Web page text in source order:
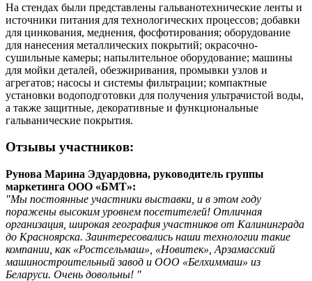
На стендах были представлены гальванотехнические ленты и
источники питания для технологических процессов; добавки
для цинкования, меднения, фосфотирования; оборудование
для нанесения металлических покрытий; окрасочно-
сушильные камеры; напылительное оборудование; машины
для мойки деталей, обезжиривания, промывки узлов и
агрегатов; насосы и системы фильтрации; компактные
установки водоподготовки для получения ультрачистой воды,
а также защитные, декоративные и функциональные
гальванические покрытия.
Отзывы участников:
Рунова Марина Эдуардовна, руководитель группы
маркетинга ООО «БМТ»:
"Мы постоянные участники выставки, и в этом году
поражены высоким уровнем посетителей! Отличная
организация, широкая география участников от Калининграда
до Красноярска. Заинтересовались наши технологии такие
компании, как «Ростсельмаш», «Новитек», Арзамасский
машиностроительный завод и ООО «Белхиммаш» из
Беларуси. Очень довольны! "